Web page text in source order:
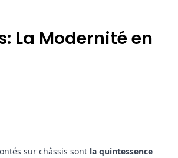
La Modernité en
sur châssis sont la quintessence